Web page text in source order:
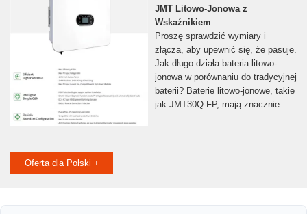
JMT Litowo-Jonowa z
Wskaźnikiem
Proszę sprawdzić wymiary i
złącza, aby upewnić się, że pasuje.
Jak długo działa bateria litowo-
jonowa w porównaniu do tradycyjnej
baterii? Baterie litowo-jonowe, takie
jak JMT30Q-FP, mają znacznie
Oferta dla Polski +